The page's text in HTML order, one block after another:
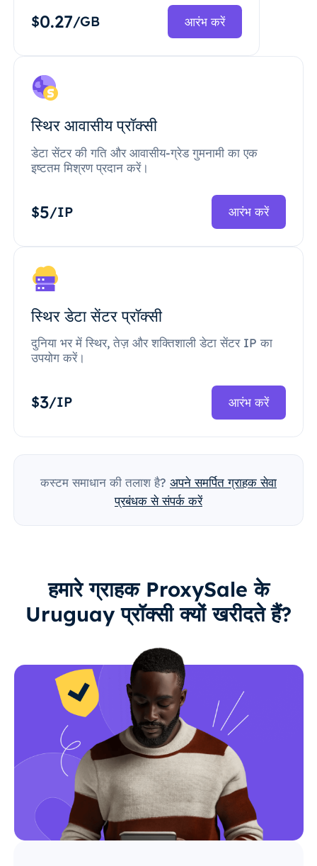
$0.27/GB आरंभ करें
स्थिर आवासीय प्रॉक्सी
डेटा सेंटर की गति और आवासीय-ग्रेड गुमनामी का एक
इष्टतम मिश्रण प्रदान करें।
$5/IP आरंभ करें
स्थिर डेटा सेंटर प्रॉक्सी
दुनिया भर में स्थिर, तेज़ और शक्तिशाली डेटा सेंटर IP का
उपयोग करें।
$3/IP आरंभ करें
कस्टम समाधान की तलाश है? अपने समर्पित ग्राहक सेवा
प्रबंधक से संपर्क करें
हमारे ग्राहक ProxySale के
Uruguay प्रॉक्सी क्यों खरीदते हैं?